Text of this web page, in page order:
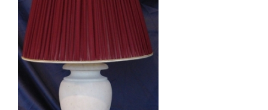
/
DETAILS